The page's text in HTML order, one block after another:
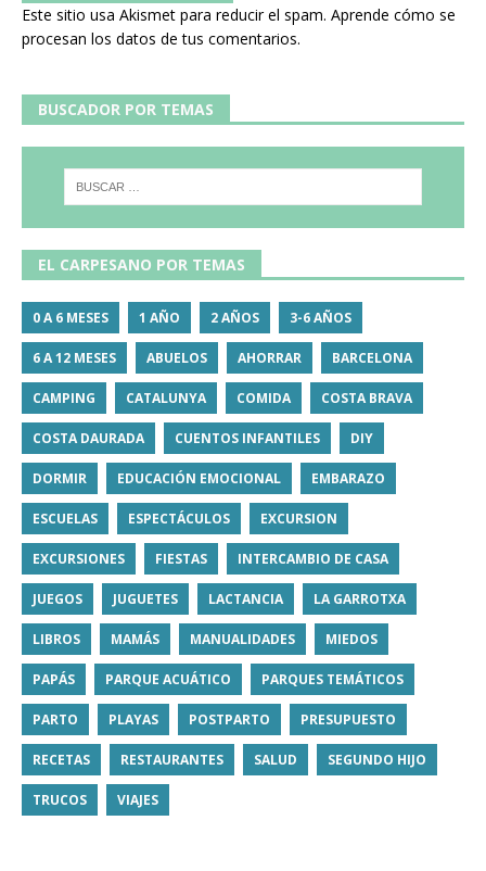
Este sitio usa Akismet para reducir el spam. Aprende cómo se
procesan los datos de tus comentarios.
BUSCADOR POR TEMAS
EL CARPESANO POR TEMAS
0 A 6 MESES 1 AÑO 2 AÑOS 3-6 AÑOS
6 A 12 MESES ABUELOS AHORRAR BARCELONA
CAMPING CATALUNYA COMIDA COSTA BRAVA
COSTA DAURADA CUENTOS INFANTILES DIY
DORMIR EDUCACIÓN EMOCIONAL EMBARAZO
ESCUELAS ESPECTÁCULOS EXCURSION
EXCURSIONES FIESTAS INTERCAMBIO DE CASA
JUEGOS JUGUETES LACTANCIA LA GARROTXA
LIBROS MAMÁS MANUALIDADES MIEDOS
PAPÁS PARQUE ACUÁTICO PARQUES TEMÁTICOS
PARTO PLAYAS POSTPARTO PRESUPUESTO
RECETAS RESTAURANTES SALUD SEGUNDO HIJO
TRUCOS VIAJES